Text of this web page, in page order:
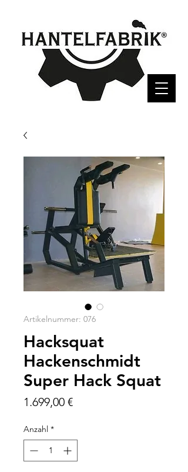
Artikelnummer: 076
Hacksquat
Hackenschmidt
Super Hack Squat
1.699,00 €Preis
Anzahl *